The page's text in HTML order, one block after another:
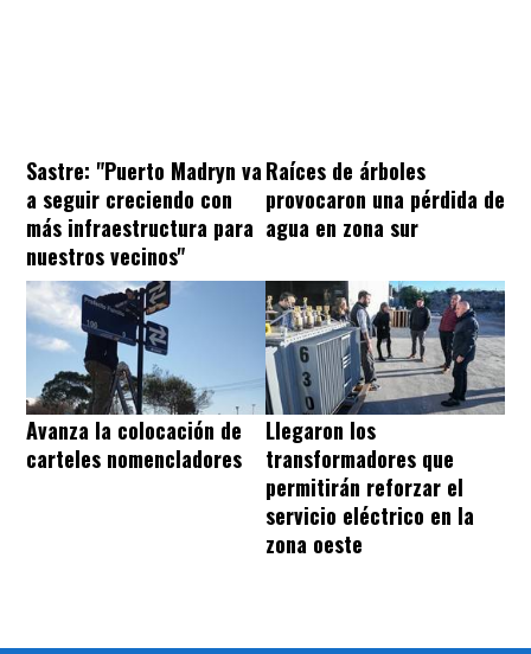
Sastre: "Puerto Madryn va
a seguir creciendo con
más infraestructura para
nuestros vecinos"
Raíces de árboles
provocaron una pérdida de
agua en zona sur
Avanza la colocación de
carteles nomencladores
Llegaron los
transformadores que
permitirán reforzar el
servicio eléctrico en la
zona oeste